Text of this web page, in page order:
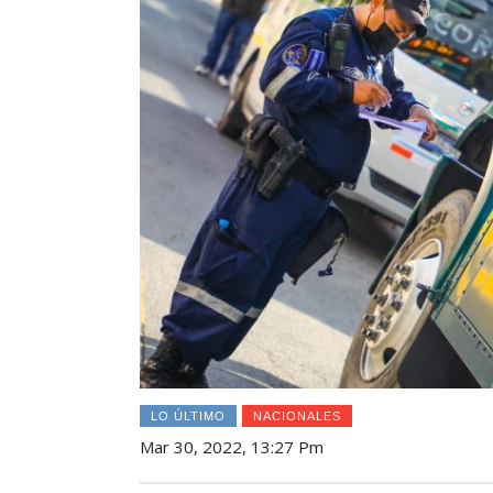
LO ÚLTIMO NACIONALES
Mar 30, 2022, 13:27 Pm